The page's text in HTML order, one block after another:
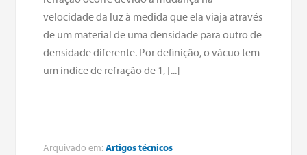
velocidade da luz à medida que ela viaja através
de um material de uma densidade para outro de
densidade diferente. Por definição, o vácuo tem
um índice de refração de 1, [...]
Arquivado em:Artigos técnicos